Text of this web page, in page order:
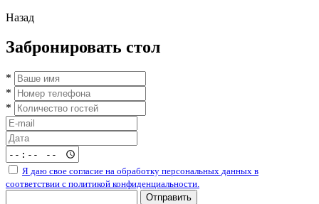
Назад
Забронировать стол
*
*
*
Я даю свое согласие на обработку персональных данных в
соответствии с политикой конфиденциальности.
Отправить